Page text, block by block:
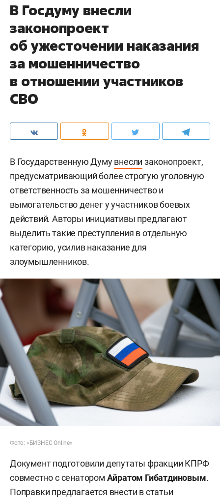
В Госдуму внесли
законопроект
об ужесточении наказания
за мошенничество
в отношении участников
СВО
В Государственную Думувнесли законопроект,
предусматривающий более строгую уголовную
ответственность за мошенничество и
вымогательство денег у участников боевых
действий. Авторы инициативы предлагают
выделить такие преступления в отдельную
категорию, усилив наказание для
злоумышленников.
Фото: «БИЗНЕС Online»
Документ подготовили депутаты фракции КПРФ
совместно с сенатором Айратом Гибатдиновым.
Поправки предлагается внести в статьи